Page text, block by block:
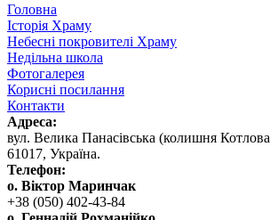
Головна
Історія Храму
Небесні покровителі Храму
Недільна школа
Фотогалерея
Корисні посилання
Контакти
Адреса:
вул. ‬Велика Панасівська (колишня
‬61017, ‬Україна.‎
Телефон:
о. Віктор Маринчак
+38 (050)‭ 402-43-84